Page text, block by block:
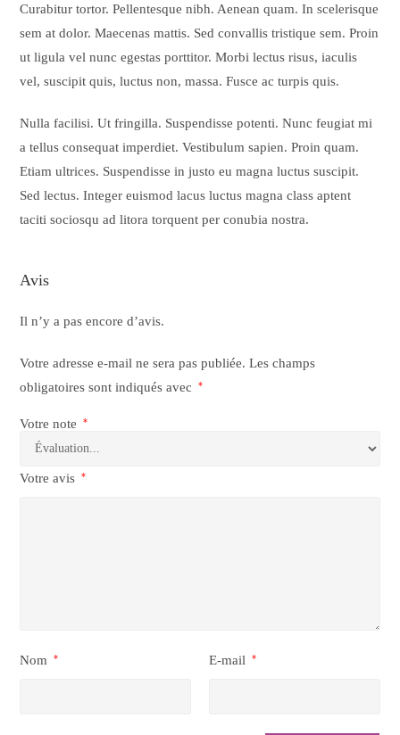
Curabitur tortor. Pellentesque nibh. Aenean quam. In scelerisque
sem at dolor. Maecenas mattis. Sed convallis tristique sem. Proin
ut ligula vel nunc egestas porttitor. Morbi lectus risus, iaculis
vel, suscipit quis, luctus non, massa. Fusce ac turpis quis.
Nulla facilisi. Ut fringilla. Suspendisse potenti. Nunc feugiat mi
a tellus consequat imperdiet. Vestibulum sapien. Proin quam.
Etiam ultrices. Suspendisse in justo eu magna luctus suscipit.
Sed lectus. Integer euismod lacus luctus magna class aptent
taciti sociosqu ad litora torquent per conubia nostra.
Avis
Il n’y a pas encore d’avis.
Votre adresse e-mail ne sera pas publiée. Les champs
obligatoires sont indiqués avec
*
Votre note *
Votre avis *
Nom * E-mail *